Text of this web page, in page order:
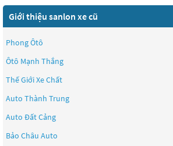
Giới thiệu sanlon xe cũ
Phong Ôtô
Ôtô Mạnh Thắng
Thế Giới Xe Chất
Auto Thành Trung
Auto Đất Cảng
Bảo Châu Auto